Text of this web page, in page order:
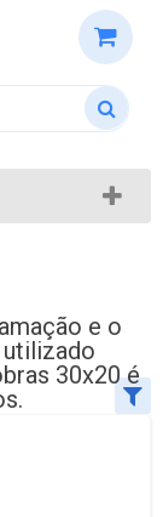
e o
30x20 é